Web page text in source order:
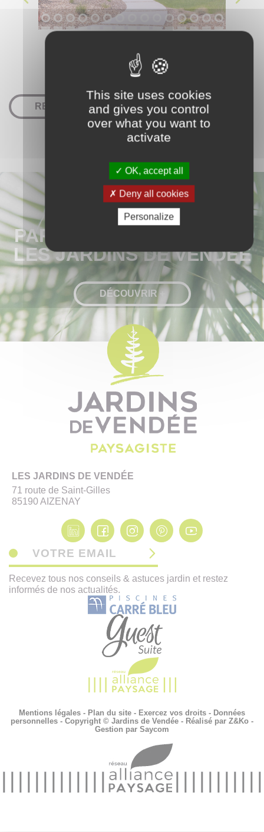
RETOUR
DÉCOUVREZ LE
PARCOURS CLIENT CHEZ
LES JARDINS DE VENDÉE
DÉCOUVRIR +
LES JARDINS DE VENDÉE
71 route de Saint-Gilles
85190 AIZENAY
VOTRE EMAIL
Recevez tous nos conseils & astuces jardin et restez
informés de nos actualités.
Mentions légales - Plan du site - Exercez vos droits - Données
personnelles - Copyright © Jardins de Vendée - Réalisé par Z&Ko -
Gestion par Saycom
This site uses cookies
and gives you control
over what you want to
activate
OK, accept all
Deny all cookies
Personalize